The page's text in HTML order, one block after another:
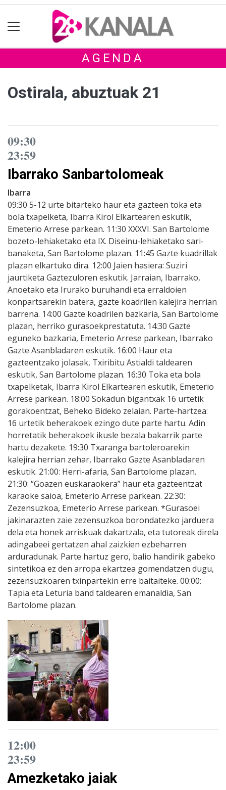
AGENDA
Ostirala, abuztuak 21
09:30
23:59
Ibarrako Sanbartolomeak
Ibarra
09:30 5-12 urte bitarteko haur eta gazteen toka eta
bola txapelketa, Ibarra Kirol Elkartearen eskutik,
Emeterio Arrese parkean. 11:30 XXXVI. San Bartolome
bozeto-lehiaketako eta IX. Diseinu-lehiaketako sari-
banaketa, San Bartolome plazan. 11:45 Gazte kuadrillak
plazan elkartuko dira. 12:00 Jaien hasiera: Suziri
jaurtiketa Gaztezuloren eskutik. Jarraian, Ibarrako,
Anoetako eta Irurako buruhandi eta erraldoien
konpartsarekin batera, gazte koadrilen kalejira herrian
barrena. 14:00 Gazte koadrilen bazkaria, San Bartolome
plazan, herriko gurasoekprestatuta. 14:30 Gazte
eguneko bazkaria, Emeterio Arrese parkean, Ibarrako
Gazte Asanbladaren eskutik. 16:00 Haur eta
gazteentzako jolasak, Txiribitu Astialdi taldearen
eskutik, San Bartolome plazan. 16:30 Toka eta bola
txapelketak, Ibarra Kirol Elkartearen eskutik, Emeterio
Arrese parkean. 18:00 Sokadun bigantxak 16 urtetik
gorakoentzat, Beheko Bideko zelaian. Parte-hartzea:
16 urtetik beherakoek ezingo dute parte hartu. Adin
horretatik beherakoek ikusle bezala bakarrik parte
hartu dezakete. 19:30 Txaranga bartoleroarekin
kalejira herrian zehar, Ibarrako Gazte Asanbladaren
eskutik. 21:00: Herri-afaria, San Bartolome plazan.
21:30: “Goazen euskaraokera” haur eta gazteentzat
karaoke saioa, Emeterio Arrese parkean. 22:30:
Zezensuzkoa, Emeterio Arrese parkean. *Gurasoei
jakinarazten zaie zezensuzkoa borondatezko jarduera
dela eta honek arriskuak dakartzala, eta tutoreak direla
adingabeei gertatzen ahal zaizkien ezbeharren
arduradunak. Parte hartuz gero, balio handirik gabeko
sintetikoa ez den arropa ekartzea gomendatzen dugu,
zezensuzkoaren txinpartekin erre baitaiteke. 00:00:
Tapia eta Leturia band taldearen emanaldia, San
Bartolome plazan.
12:00
23:59
Amezketako jaiak